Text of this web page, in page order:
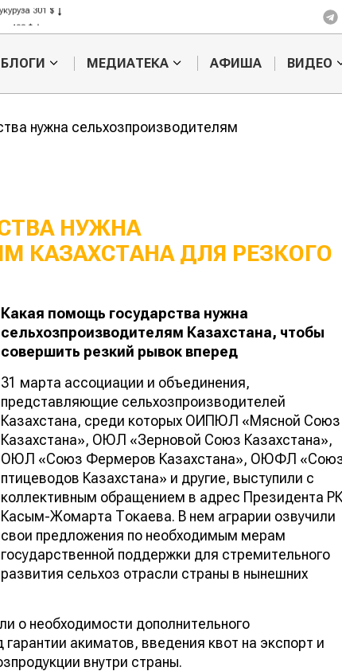
301 $
408 $
БЛОГИ МЕДИАТЕКА АФИША ВИДЕО
нужна сельхозпроизводителям
НУЖНА
КАЗАХСТАНА ДЛЯ РЕЗКОГО
Какая помощь государства нужна
сельхозпроизводителям Казахстана, чтобы
совершить резкий рывок вперед
31 марта ассоциации и объединения,
представляющие сельхозпроизводителей
Казахстана, среди которых ОИПЮЛ «Мясной Союз
Казахстана», ОЮЛ «Зерновой Союз Казахстана»,
ОЮЛ «Союз Фермеров Казахстана», ОЮФЛ
птицеводов Казахстана» и другие, выступили с
коллективным обращением в адрес Президента РК
Касым-Жомарта Токаева. В нем аграрии озвучили
свои предложения по необходимым мерам
государственной поддержки для стремительного
развития сельхоз отрасли страны в нынешних
о необходимости дополнительного
акиматов, введения квот на экспорт и
внутри страны.
получилось